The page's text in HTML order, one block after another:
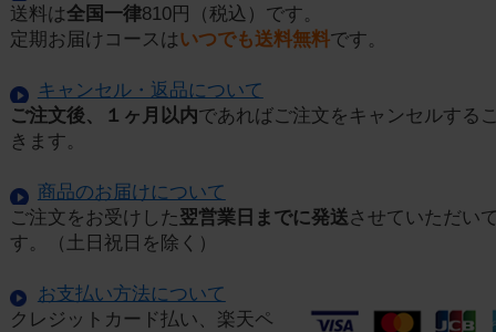
送料は全国一律810円（税込）です。
定期お届けコースはいつでも送料無料です。
キャンセル・返品について
ご注文後、１ヶ月以内であればご注文をキャンセルする
きます。
商品のお届けについて
ご注文をお受けした翌営業日までに発送させていただい
す。（土日祝日を除く）
お支払い方法について
クレジットカード払い、楽天ペ